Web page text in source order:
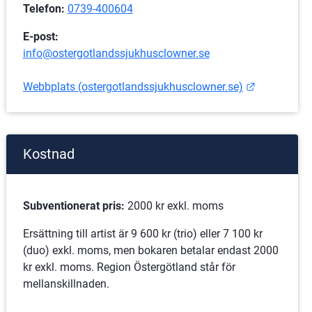
Telefon: 0739-400604
E-post:
info@ostergotlandssjukhusclowner.se
Webbplats (ostergotlandssjukhusclowner.se) Länk till
Kostnad
Subventionerat pris: 2000 kr exkl. moms
Ersättning till artist är 9 600 kr (trio) eller 7 100 kr
(duo) exkl. moms, men bokaren betalar endast 2000
kr exkl. moms. Region Östergötland står för
mellanskillnaden.